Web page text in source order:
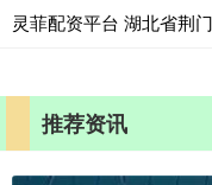
灵菲配资平台 湖北省荆
推荐资讯